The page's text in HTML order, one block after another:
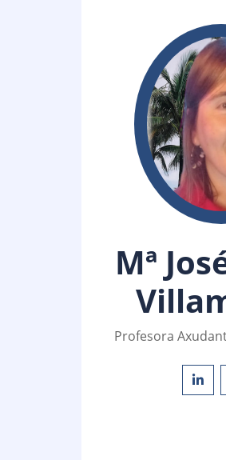
Mª
Profesora